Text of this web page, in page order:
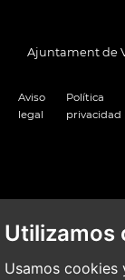
Utilizamos
Usamos
Ajuntament de
Aviso
legal
Política
privacidad